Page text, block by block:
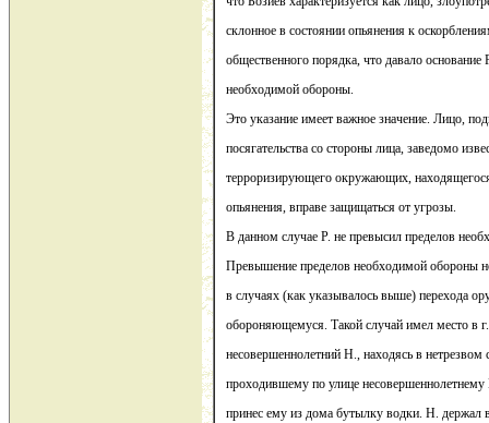
склонное в состоянии опьянения к
общественного порядка, что давало основание
необходимой обороны.
Это указание имеет важное значение. Лицо,
посягательства со стороны лица, заведомо
терроризирующего окружающих,
опьянения, вправе защищаться от угрозы.
В данном случае Р. не превысил пределов
Превышение пределов необходимой обороны
в случаях (как указывалось выше) перехода
обороняющемуся. Такой случай имел место в
несовершеннолетний Н., находясь в нетрезвом
проходившему по улице
принес ему из дома бутылку водки. Н.